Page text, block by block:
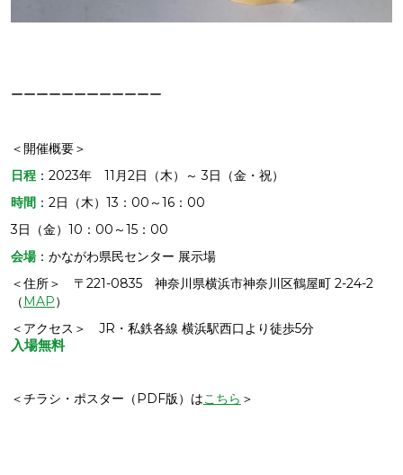
ーーーーーーーーーーーー
＜開催概要＞
日程 ：2023年 11月2日（木）～ 3日（金・祝）
時間 ：2日（木）13：00～16：00
3日（金）10：00～15：00
会場：かながわ県民センター 展示場
＜住所＞ 〒221-0835 神奈川県横浜市神奈川区鶴屋町 2-24-2
（MAP）
＜アクセス＞ JR・私鉄各線 横浜駅西口より徒歩5分
入場無料
＜チラシ・ポスター（PDF版）はこちら ＞